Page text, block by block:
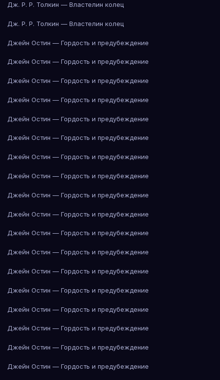
Дж. Р. Р. Толкин — Властелин колец
Дж. Р. Р. Толкин — Властелин колец
Джейн Остин — Гордость и предубеждение
Джейн Остин — Гордость и предубеждение
Джейн Остин — Гордость и предубеждение
Джейн Остин — Гордость и предубеждение
Джейн Остин — Гордость и предубеждение
Джейн Остин — Гордость и предубеждение
Джейн Остин — Гордость и предубеждение
Джейн Остин — Гордость и предубеждение
Джейн Остин — Гордость и предубеждение
Джейн Остин — Гордость и предубеждение
Джейн Остин — Гордость и предубеждение
Джейн Остин — Гордость и предубеждение
Джейн Остин — Гордость и предубеждение
Джейн Остин — Гордость и предубеждение
Джейн Остин — Гордость и предубеждение
Джейн Остин — Гордость и предубеждение
Джейн Остин — Гордость и предубеждение
Джейн Остин — Гордость и предубеждение